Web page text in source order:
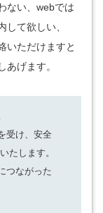
ない、webでは
て欲しい、
いただけますと
げます。
受け、安全
たします。
つながった